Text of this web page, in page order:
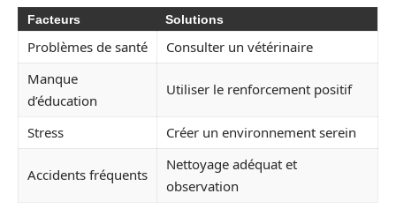
Facteurs Solutions
Problèmes de santé
Consulter un vétérinaire
Manque
d’éducation
Utiliser le renforcement positif
Stress Créer un environnement serein
Accidents fréquents
Nettoyage adéquat et
observation